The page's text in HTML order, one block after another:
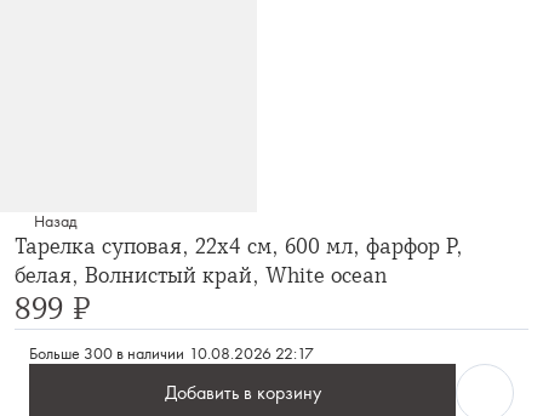
Назад
Тарелка суповая, 22х4 см, 600 мл, фарфор P,
белая, Волнистый край, White ocean
899 ₽
Больше 300 в наличии 10.08.2026 22:17
Добавить в корзину